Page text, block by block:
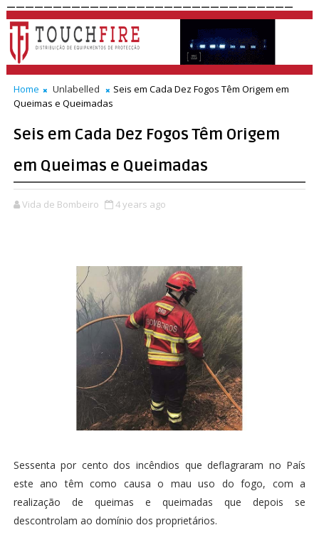
Home Unlabelled
Seis em Cada Dez Fogos Têm Origem em
Queimas e Queimadas
Seis em Cada Dez Fogos Têm Origem
em Queimas e Queimadas
Vida de Bombeiro 4 years ago
Sessenta por cento dos incêndios que deflagraram no País
este ano têm como causa o mau uso do fogo, com a
realização de queimas e queimadas que depois se
descontrolam ao domínio dos proprietários.